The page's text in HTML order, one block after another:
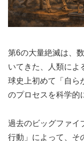
第6の大量絶滅は、
いてきた、人類によ
球史上初めて「自ら
のプロセスを科学的
過去のビッグファイ
行動」によって、そ